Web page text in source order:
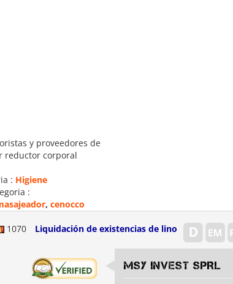
y proveedores de
reductor corporal
: Higiene
:
, cenocco
1070 Liquidación de existencias de lino
MSY INVEST SPRL